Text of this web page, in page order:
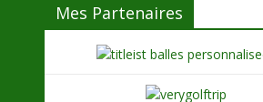
Mes Partenaires